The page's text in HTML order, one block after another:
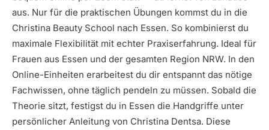
aus. Nur für die praktischen Übungen kommst du in die
Christina Beauty School nach Essen. So kombinierst du
maximale Flexibilität mit echter Praxiserfahrung. Ideal für
Frauen aus Essen und der gesamten Region NRW. In den
Online-Einheiten erarbeitest du dir entspannt das nötige
Fachwissen, ohne täglich pendeln zu müssen. Sobald die
Theorie sitzt, festigst du in Essen die Handgriffe unter
persönlicher Anleitung von Christina Dentsa. Diese